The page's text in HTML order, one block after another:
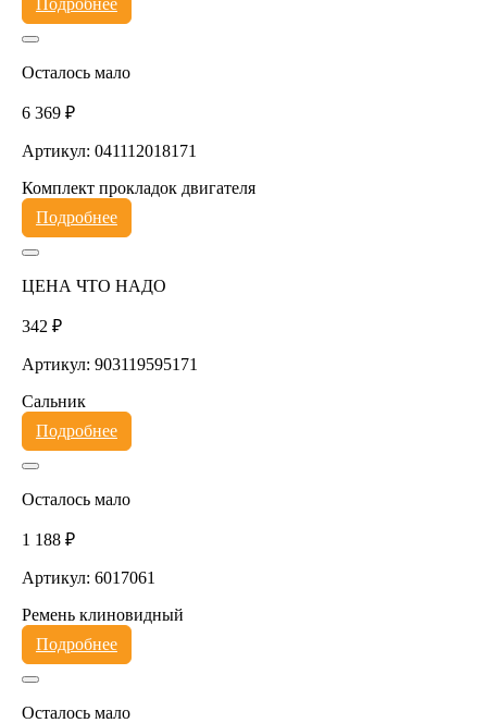
Осталось мало
6 369 ₽
Артикул: 041112018171
Комплект прокладок двигателя
Подробнее
ЦЕНА ЧТО НАДО
342 ₽
Артикул: 903119595171
Сальник
Подробнее
Осталось мало
1 188 ₽
Артикул: 6017061
Ремень клиновидный
Подробнее
Осталось мало